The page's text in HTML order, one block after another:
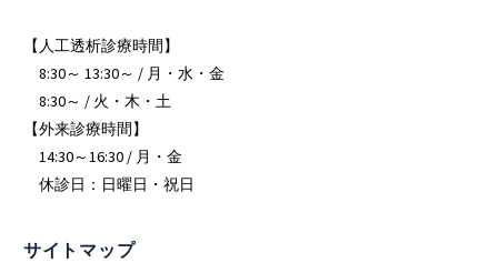
【人工透析診療時間】
8:30～ 13:30～ / 月・水・金
8:30～ / 火・木・土
【外来診療時間】
14:30～16:30 / 月・金
休診日：日曜日・祝日
サイトマップ